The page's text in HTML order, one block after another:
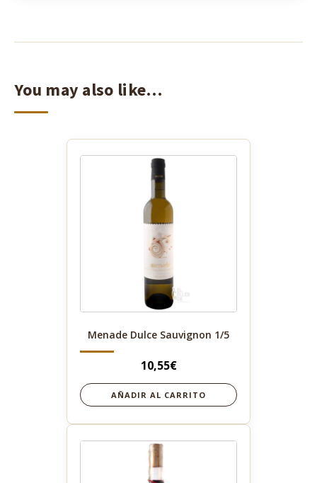
You may also like…
Menade Dulce Sauvignon 1/5
10,55€
AÑADIR AL CARRITO